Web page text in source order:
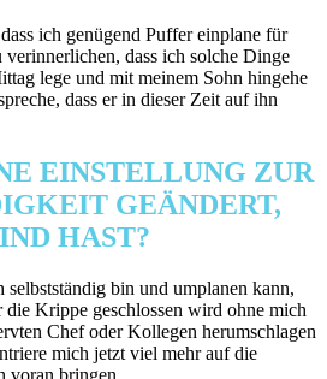
ich genügend Puffer einplane für
dass ich solche Dinge
lege und mit meinem Sohn hingehe
dass er in dieser Zeit auf ihn
EINSTELLUNG ZUR
GEÄNDERT,
HAST?
bin und umplanen kann,
Krippe geschlossen wird ohne mich
Chef oder Kollegen herumschlagen
mich jetzt viel mehr auf die
voran bringen.